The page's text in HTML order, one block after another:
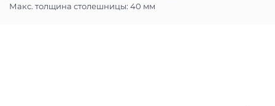
Макс. толщина столешницы: 40 мм